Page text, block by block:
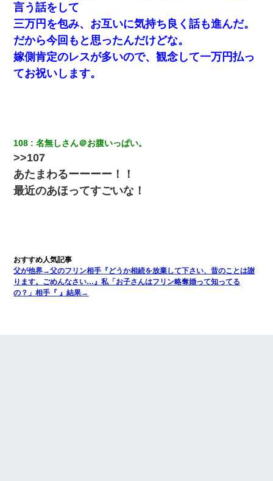
言う話をして
三万円を包み、お互いに気持ち良く話も進んだ。
だから今回もと思ったんだけどな。
嫁側肯定のレスが多いので、観念して一万円払っ
てお祝いします。
108 名無しさん＠お腹いっぱい。
>>107
あたまわるーーーー！！
最近のあほってすごいな！
父が他界→父のフリン相手『どうか相続を放棄して下さい、昔のことは謝
ります。ごめんなさい…』私「お子さんはフリン略奪婚って知ってる
の？」相手『 』結果→